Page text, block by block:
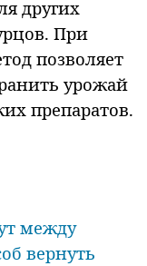
других
При
позволяет
урожай
препаратов.
между
вернуть